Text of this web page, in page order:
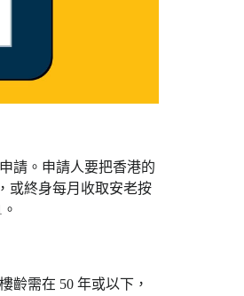
請。申請人要把香港的
或終身每月收取安老按
齡需在 50 年或以下，